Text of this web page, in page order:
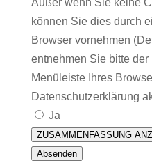
Außer wenn Sie keine
können Sie dies durch
Browser vornehmen
entnehmen Sie bitte
Menüleiste Ihres
Datenschutzerklärung
Ja
ZUSAMMENFASSUNG
Absenden